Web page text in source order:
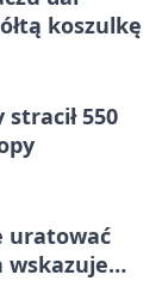
koszulkę
550
uratować
wskazuje